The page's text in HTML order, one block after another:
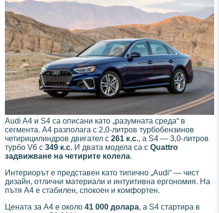
Audi A4 и S4 са описани като „разумната среда“ в
сегмента. A4 разполага с 2,0-литров турбобензинов
четирицилиндров двигател с 261 к.с., а S4 — 3,0-литров
турбо V6 с 349 к.с. И двата модела са с Quattro
задвижване на четирите колела.
Интериорът е представен като типично „Audi“ — чист
дизайн, отлични материали и интуитивна ергономия. На
пътя A4 е стабилен, спокоен и комфортен.
Цената за A4 е около 41 000 долара, а S4 стартира в